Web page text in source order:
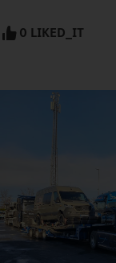
0 LIKED_IT